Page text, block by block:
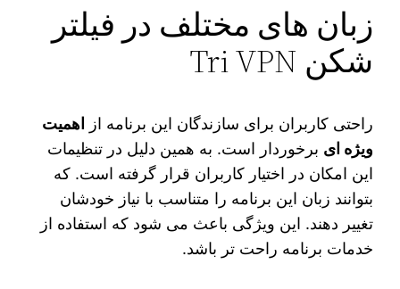
زبان های مختلف در فیلتر
شکن Tri VPN
راحتی کاربران برای سازندگان این برنامه از
اهمیت
ویژه‌ ای برخوردار است. به همین دلیل در تنظیمات
این امکان در اختیار کاربران قرار گرفته است. که
بتوانند زبان این برنامه را متناسب با نیاز خودشان
تغییر دهند. این ویژگی باعث می شود که استفاده از
خدمات برنامه راحت‌ تر باشد.